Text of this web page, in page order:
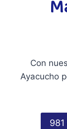
Con
Ayacucho